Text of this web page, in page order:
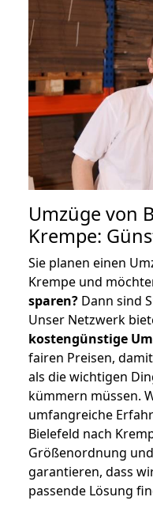
Umzüge von
Krempe:
Sie planen einen
Krempe und
sparen? Dann sind
Unser Netzwerk
kostengünstige
fairen Preisen,
als die wichtigen
kümmern müssen.
umfangreiche
Bielefeld nach
Größenordnung
garantieren, dass
passende Lösung